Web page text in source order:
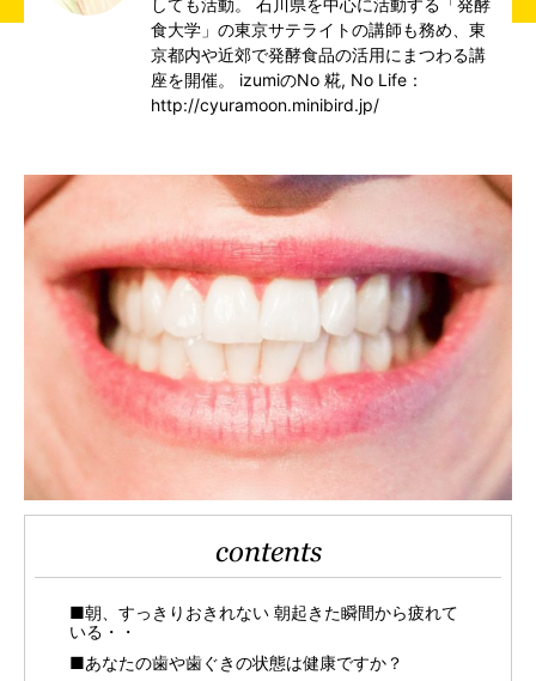
食大学」の東京サテライトの講師も務め、東
京都内や近郊で発酵食品の活用にまつわる講
座を開催。 izumiのNo 糀, No Life：
http://cyuramoon.minibird.jp/
contents
■朝、すっきりおきれない 朝起きた瞬間から疲れて
いる・・
■あなたの歯や歯ぐきの状態は健康ですか？